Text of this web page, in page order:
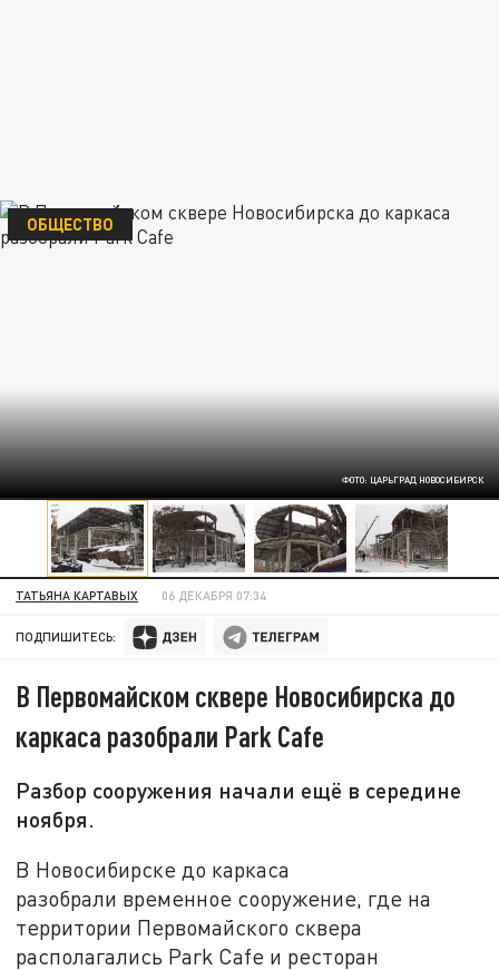
ФОТО: ЦАРЬГРАД НОВОСИБИРСК
ОБЩЕСТВО
ТАТЬЯНА КАРТАВЫХ 06 ДЕКАБРЯ 07:34
ПОДПИШИТЕСЬ:
В Первомайском сквере Новосибирска до
каркаса разобрали Park Cafe
Разбор сооружения начали ещё в середине
ноября.
В Новосибирске до каркаса
разобрали временное сооружение, где на
территории Первомайского сквера
располагались Park Cаfe и ресторан